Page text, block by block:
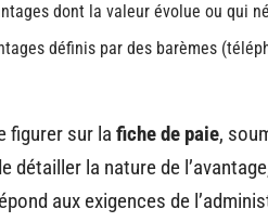
dont la valeur évolue ou qui
définis par des barèmes
figurer sur la fiche de paie,
détailler la nature de
aux exigences de